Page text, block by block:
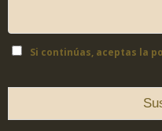
Si continúas, aceptas la